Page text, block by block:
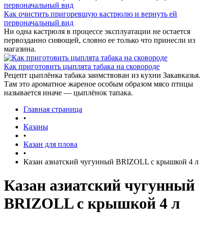
Как очистить пригоревшую кастрюлю и вернуть ей
первоначальный вид
Ни одна кастрюля в процессе эксплуатации не остается
первозданно сияющей, словно ее только что принесли из
магазина.
Как приготовить цыплята табака на сковороде
Рецепт цыплёнка табака заимствован из кухни Закавказья.
Там это ароматное жареное особым образом мясо птицы
называется иначе — цыплёнок тапака.
Главная страница
•
Казаны
•
Казан для плова
•
Казан азиатский чугунный BRIZOLL с крышкой 4 л
Казан азиатский чугунный
BRIZOLL с крышкой 4 л